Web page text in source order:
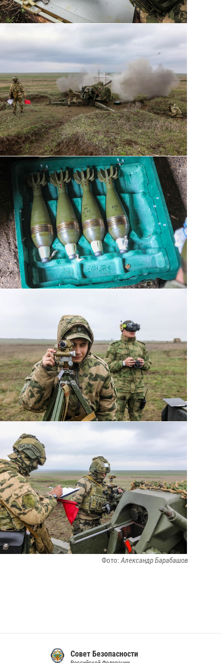
Фото:Александр Барабашов
Совет Безопасности